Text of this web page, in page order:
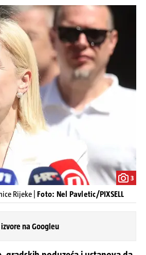
3
Rijeke | Foto: Nel Pavletic/PIXSELL
na Googleu